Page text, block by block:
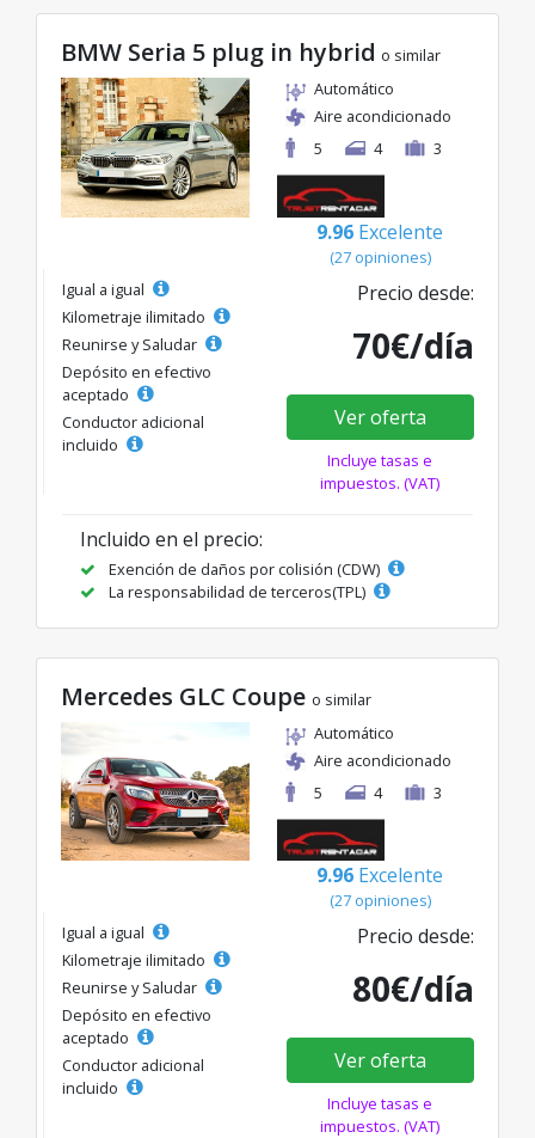
BMW Seria 5 plug in hybrid o similar
Automático
Aire acondicionado
5
4 3
9.96 Excelente
(27 opiniones)
Igual a igual
Kilometraje ilimitado
Reunirse y Saludar
Depósito en efectivo
aceptado
Conductor adicional
incluido
Precio desde:
70€/día
Ver oferta
Incluye tasas e
impuestos. (VAT)
Incluido en el precio:
Exención de daños por colisión (CDW)
La responsabilidad de terceros(TPL)
Mercedes GLC Coupe o similar
Automático
Aire acondicionado
5
4 3
9.96 Excelente
(27 opiniones)
Igual a igual
Kilometraje ilimitado
Reunirse y Saludar
Depósito en efectivo
aceptado
Conductor adicional
incluido
Precio desde:
80€/día
Ver oferta
Incluye tasas e
impuestos. (VAT)